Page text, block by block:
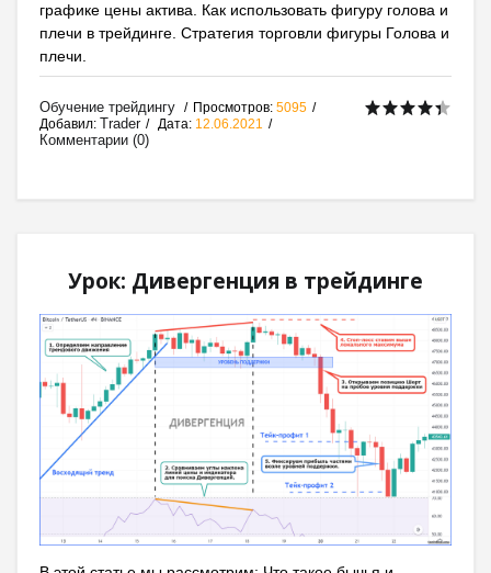
графике цены актива. Как использовать фигуру голова и
плечи в трейдинге. Стратегия торговли фигуры Голова и
плечи.
Обучение трейдингу Просмотров: 5095
Добавил: Trader Дата: 12.06.2021
Комментарии (0)
Урок: Дивергенция в трейдинге